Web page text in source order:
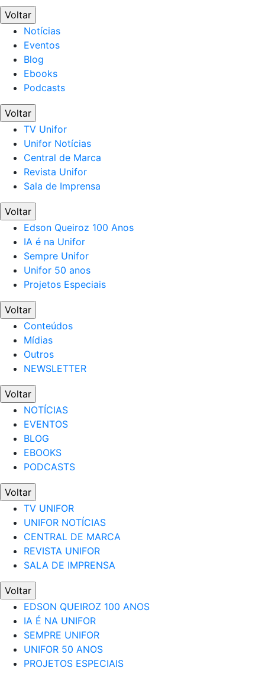
Voltar
Notícias
Eventos
Blog
Ebooks
Podcasts
Voltar
TV Unifor
Unifor Notícias
Central de Marca
Revista Unifor
Sala de Imprensa
Voltar
Edson Queiroz 100 Anos
IA é na Unifor
Sempre Unifor
Unifor 50 anos
Projetos Especiais
Voltar
Conteúdos
Mídias
Outros
NEWSLETTER
Voltar
NOTÍCIAS
EVENTOS
BLOG
EBOOKS
PODCASTS
Voltar
TV UNIFOR
UNIFOR NOTÍCIAS
CENTRAL DE MARCA
REVISTA UNIFOR
SALA DE IMPRENSA
Voltar
EDSON QUEIROZ 100 ANOS
IA É NA UNIFOR
SEMPRE UNIFOR
UNIFOR 50 ANOS
PROJETOS ESPECIAIS